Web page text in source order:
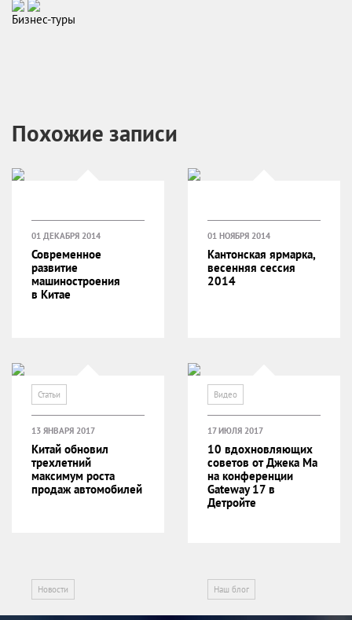
Бизнес-туры
Похожие записи
Статьи
01 ДЕКАБРЯ 2014
Современное
развитие
машиностроения
в Китае
Видео
01 НОЯБРЯ 2014
Кантонская ярмарка,
весенняя сессия
2014
Новости
13 ЯНВАРЯ 2017
Китай обновил
трехлетний
максимум роста
продаж автомобилей
Наш блог
17 ИЮЛЯ 2017
10 вдохновляющих
советов от Джека Ма
на конференции
Gateway 17 в
Детройте